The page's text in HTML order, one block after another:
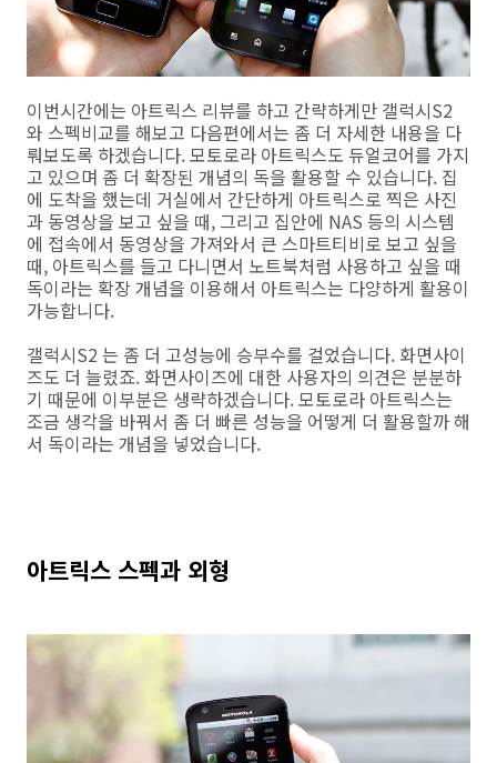
이번시간에는 아트릭스 리뷰를 하고 간략하게만 갤럭시S2
와 스펙비교를 해보고 다음편에서는 좀 더 자세한 내용을 다
뤄보도록 하겠습니다. 모토로라 아트릭스도 듀얼코어를 가지
고 있으며 좀 더 확장된 개념의 독을 활용할 수 있습니다. 집
에 도착을 했는데 거실에서 간단하게 아트릭스로 찍은 사진
과 동영상을 보고 싶을 때, 그리고 집안에 NAS 등의 시스템
에 접속에서 동영상을 가져와서 큰 스마트티비로 보고 싶을
때, 아트릭스를 들고 다니면서 노트북처럼 사용하고 싶을 때
독이라는 확장 개념을 이용해서 아트릭스는 다양하게 활용이
가능합니다.
갤럭시S2 는 좀 더 고성능에 승부수를 걸었습니다. 화면사이
즈도 더 늘렸죠. 화면사이즈에 대한 사용자의 의견은 분분하
기 때문에 이부분은 생략하겠습니다. 모토로라 아트릭스는
조금 생각을 바꿔서 좀 더 빠른 성능을 어떻게 더 활용할까 해
서 독이라는 개념을 넣었습니다.
아트릭스 스펙과 외형